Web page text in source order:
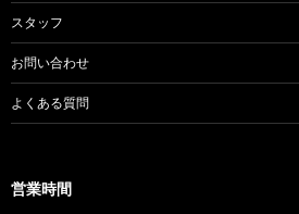
スタッフ
お問い合わせ
よくある質問
営業時間